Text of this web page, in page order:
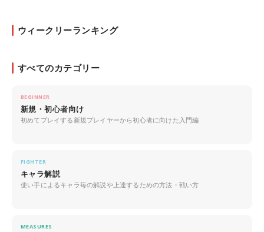
ウィークリーランキング
すべてのカテゴリー
BEGINNER
新規・初心者向け
初めてプレイする新規プレイヤーから初心者に向けた入門編
FIGHTER
キャラ解説
使い手によるキャラ毎の解説や上達するための方法・戦い方
MEASURES